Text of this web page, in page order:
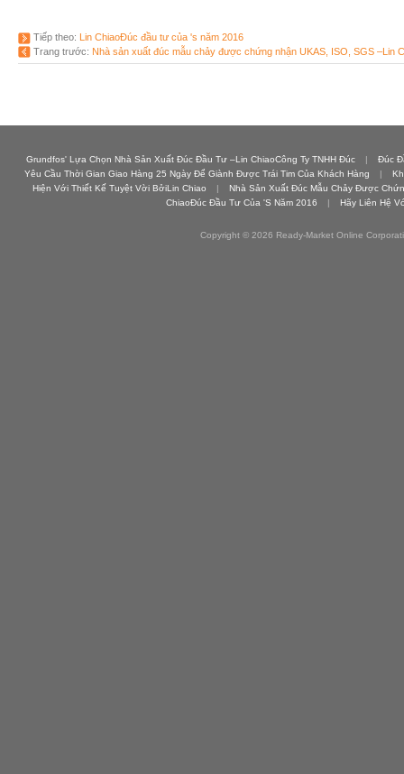
Tiếp theo: Lin ChiaoĐúc đầu tư của 's năm 2016
Trang trước: Nhà sản xuất đúc mẫu chảy được chứng nhận UKAS, ISO, SGS –Lin
Grundfos' Lựa Chọn Nhà Sản Xuất Đúc Đầu Tư –Lin ChiaoCông Ty TNHH Đúc |
Đúc
Yêu Cầu Thời Gian Giao Hàng 25 Ngày Để Giành Được Trái Tim Của Khách Hàng
|
Hiện Với Thiết Kế Tuyệt Vời BởiLin Chiao
|
Nhà Sản Xuất Đúc Mẫu Chảy Được
ChiaoĐúc Đầu Tư Của 's Năm 2016
| Hãy Liên Hệ
Copyright © 2026 Ready-Market Online